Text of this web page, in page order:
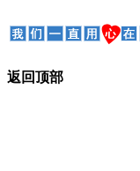
返回顶部